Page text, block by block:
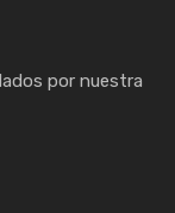
por nuestra